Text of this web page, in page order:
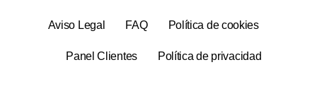
Aviso Legal FAQ Política de cookies
Panel Clientes Política de privacidad